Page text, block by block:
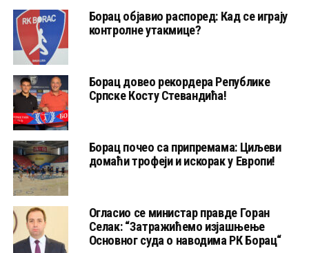
Борац објавио распоред: Кад се играју
контролне утакмице?
Борац довео рекордера Републике
Српске Косту Стевандића!
Борац почео са припремама: Циљеви
домаћи трофеји и искорак у Европи!
Огласио се министар правде Горан
Селак: “Затражићемо изјашњење
Основног суда о наводима РК Борац“